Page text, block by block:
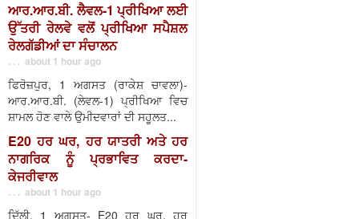
ਆਰ.ਆਰ.ਬੀ. ਲੈਵਲ-1 ਪ੍ਰੀਖਿਆ ਲਈ
ਉੱਤਰੀ ਰੇਲਵੇ ਵਲੋਂ ਪ੍ਰੀਖਿਆ ਸਪੈਸ਼ਲ
ਰੇਲਗੱਡੀਆਂ ਦਾ ਸੰਚਾਲਨ
. . . about 1 hour ago
ਫਿਰੋਜ਼ਪੁਰ, 1 ਅਗਸਤ (ਰਾਕੇਸ਼ ਚਾਵਲਾ)-
ਆਰ.ਆਰ.ਬੀ. (ਲੇਵਲ-1) ਪ੍ਰੀਖਿਆ ਵਿਚ
ਸ਼ਾਮਲ ਹੋਣ ਵਾਲੇ ਉਮੀਦਵਾਰਾਂ ਦੀ ਸਹੂਲਤ...
E20 ਹਰ ਘਰ, ਹਰ ਯਾਤਰੀ ਅਤੇ ਹਰ
ਨਾਗਰਿਕ ਨੂੰ ਪ੍ਰਭਾਵਿਤ ਕਰਦਾ-
ਕੇਜਰੀਵਾਲ
. . . about 1 hour ago
ਦਿੱਲੀ, 1 ਅਗਸਤ- E20 ਹਰ ਘਰ, ਹਰ